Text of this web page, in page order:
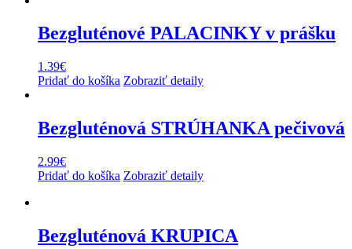
Bezgluténové PALACINKY v prášku
1.39€
Pridať do košíka Zobraziť detaily
Bezgluténová STRÚHANKA pečivová
2.99€
Pridať do košíka Zobraziť detaily
Bezgluténová KRUPICA